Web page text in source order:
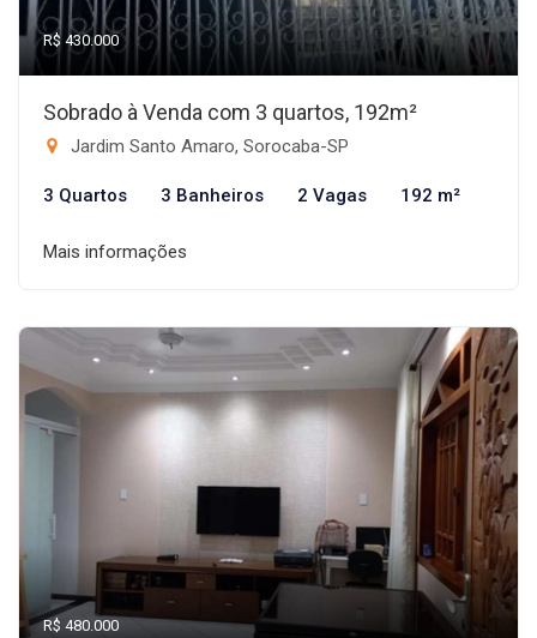
R$ 430.000
Sobrado à Venda com 3 quartos, 192m²
Jardim Santo Amaro, Sorocaba-SP
3 Quartos 3 Banheiros 2 Vagas 192 m²
Mais informações
R$ 480.000